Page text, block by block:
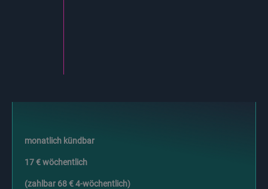
monatlich kündbar
17 € wöchentlich
(zahlbar 68 € 4-wöchentlich)